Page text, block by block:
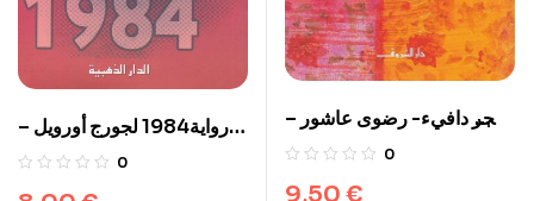
رواية1984 لجورج أورويل –
الدار الدهبية 0
حجر دافيء- رضوى عاشور –
در الشروق
0
9,50 €